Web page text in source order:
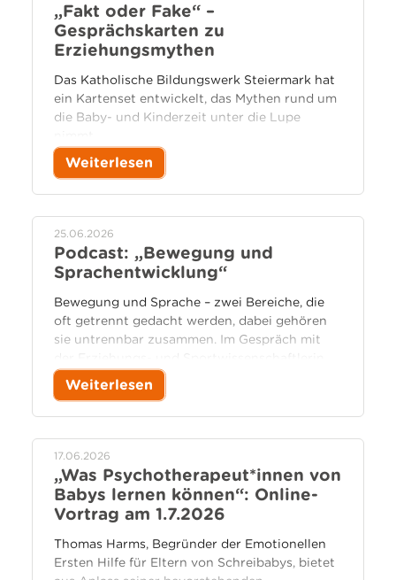
„Fakt oder Fake“ –
Gesprächskarten zu
Erziehungsmythen
Das Katholische Bildungswerk Steiermark hat
ein Kartenset entwickelt, das Mythen rund um
die Baby- und Kinderzeit unter die Lupe
Weiterlesen
25.06.2026
Podcast: „Bewegung und
Sprachentwicklung“
Bewegung und Sprache – zwei Bereiche, die
oft getrennt gedacht werden, dabei gehören
sie untrennbar zusammen. Im Gespräch mit
Prof. Dr. Renate Zimmer geht es darum, wie
Kinder Sprache durch Bewegung lernen.
Weiterlesen
17.06.2026
„Was Psychotherapeut*innen von
Babys lernen können“: Online-
Vortrag am 1.7.2026
Thomas Harms, Begründer der Emotionellen
Ersten Hilfe für Eltern von Schreibabys, bietet